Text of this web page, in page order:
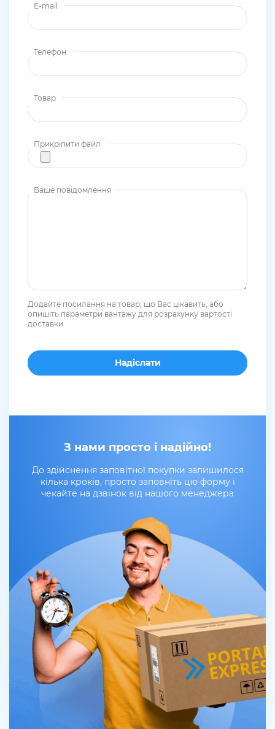
З нами просто і надійно!
До здійснення заповітної покупки залишилося
кілька кроків, просто заповніть цю форму і
чекайте на дзвінок від нашого менеджера
E-mail
Телефон
Товар
Прикріпити файл
Ваше повідомлення
Додайте посилання на товар, що Вас цікавить, або
опишіть параметри вантажу для розрахунку вартості
доставки